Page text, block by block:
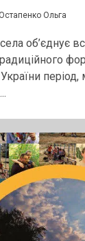
Остапенко Ольга
об’єднує